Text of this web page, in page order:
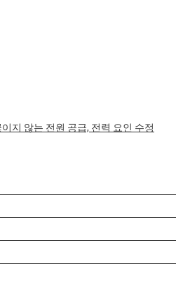
지 않는 전원 공급, 전력 요인 수정